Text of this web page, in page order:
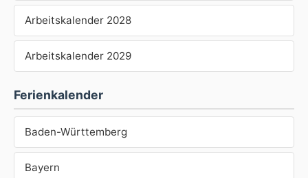
Arbeitskalender 2028
Arbeitskalender 2029
Ferienkalender
Baden-Württemberg
Bayern